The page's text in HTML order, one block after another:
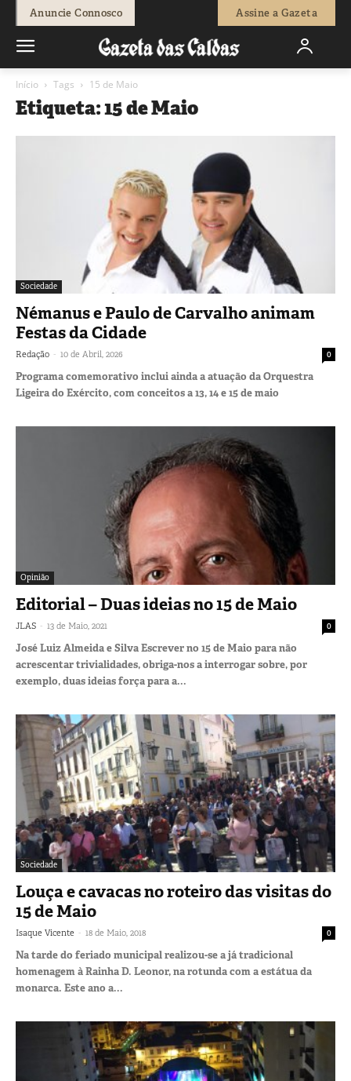
Anuncie Connosco Assine a Gazeta
Início Tags 15 de Maio
Etiqueta: 15 de Maio
Sociedade
Némanus e Paulo de Carvalho animam
Festas da Cidade
Redação - 10 de Abril, 2026 0
Programa comemorativo inclui ainda a atuação da Orquestra
Ligeira do Exército, com conceitos a 13, 14 e 15 de maio
Opinião
Editorial – Duas ideias no 15 de Maio
JLAS - 13 de Maio, 2021 0
José Luiz Almeida e Silva Escrever no 15 de Maio para não
acrescentar trivialidades, obriga-nos a interrogar sobre, por
exemplo, duas ideias força para a...
Sociedade
Louça e cavacas no roteiro das visitas do
15 de Maio
Isaque Vicente - 18 de Maio, 2018 0
Na tarde do feriado municipal realizou-se a já tradicional
homenagem à Rainha D. Leonor, na rotunda com a estátua da
monarca. Este ano a...